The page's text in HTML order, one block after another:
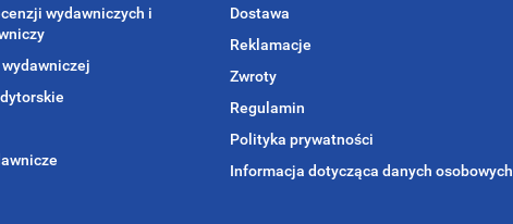
wydawniczych i
Dostawa
Reklamacje
Zwroty
Regulamin
Polityka prywatności
Informacja dotycząca danych osobowych